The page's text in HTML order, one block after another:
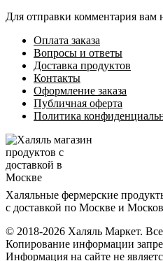
Для отправки комментария вам
Оплата заказа
Вопросы и ответы
Доставка продуктов
Контакты
Оформление заказа
Публичная оферта
Политика
Халяльные фермерские
с доставкой по Москве и
© 2018-2026 Халяль Маркет.
Копирование информации
Информация на сайте не